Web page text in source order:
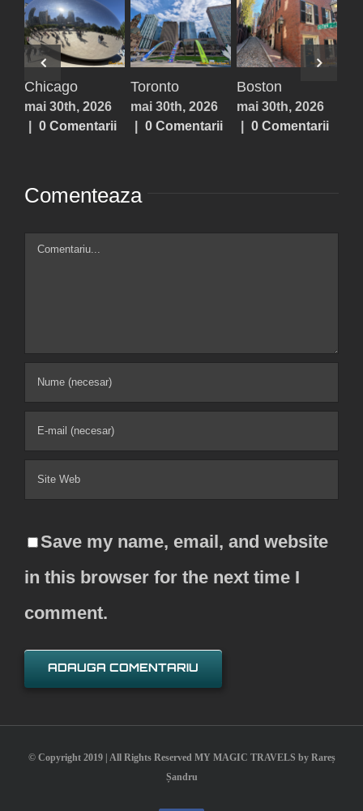
Chicago
mai 30th, 2026
0 Comentarii
Toronto
mai 30th, 2026
0 Comentarii
Boston
mai 30th, 2026
0 Comentarii
Comenteaza
Comment
Save my name, email, and website
in this browser for the next time I
comment.
© Copyright 2019 | All Rights Reserved MY MAGIC TRAVELS by Rareș
Șandru